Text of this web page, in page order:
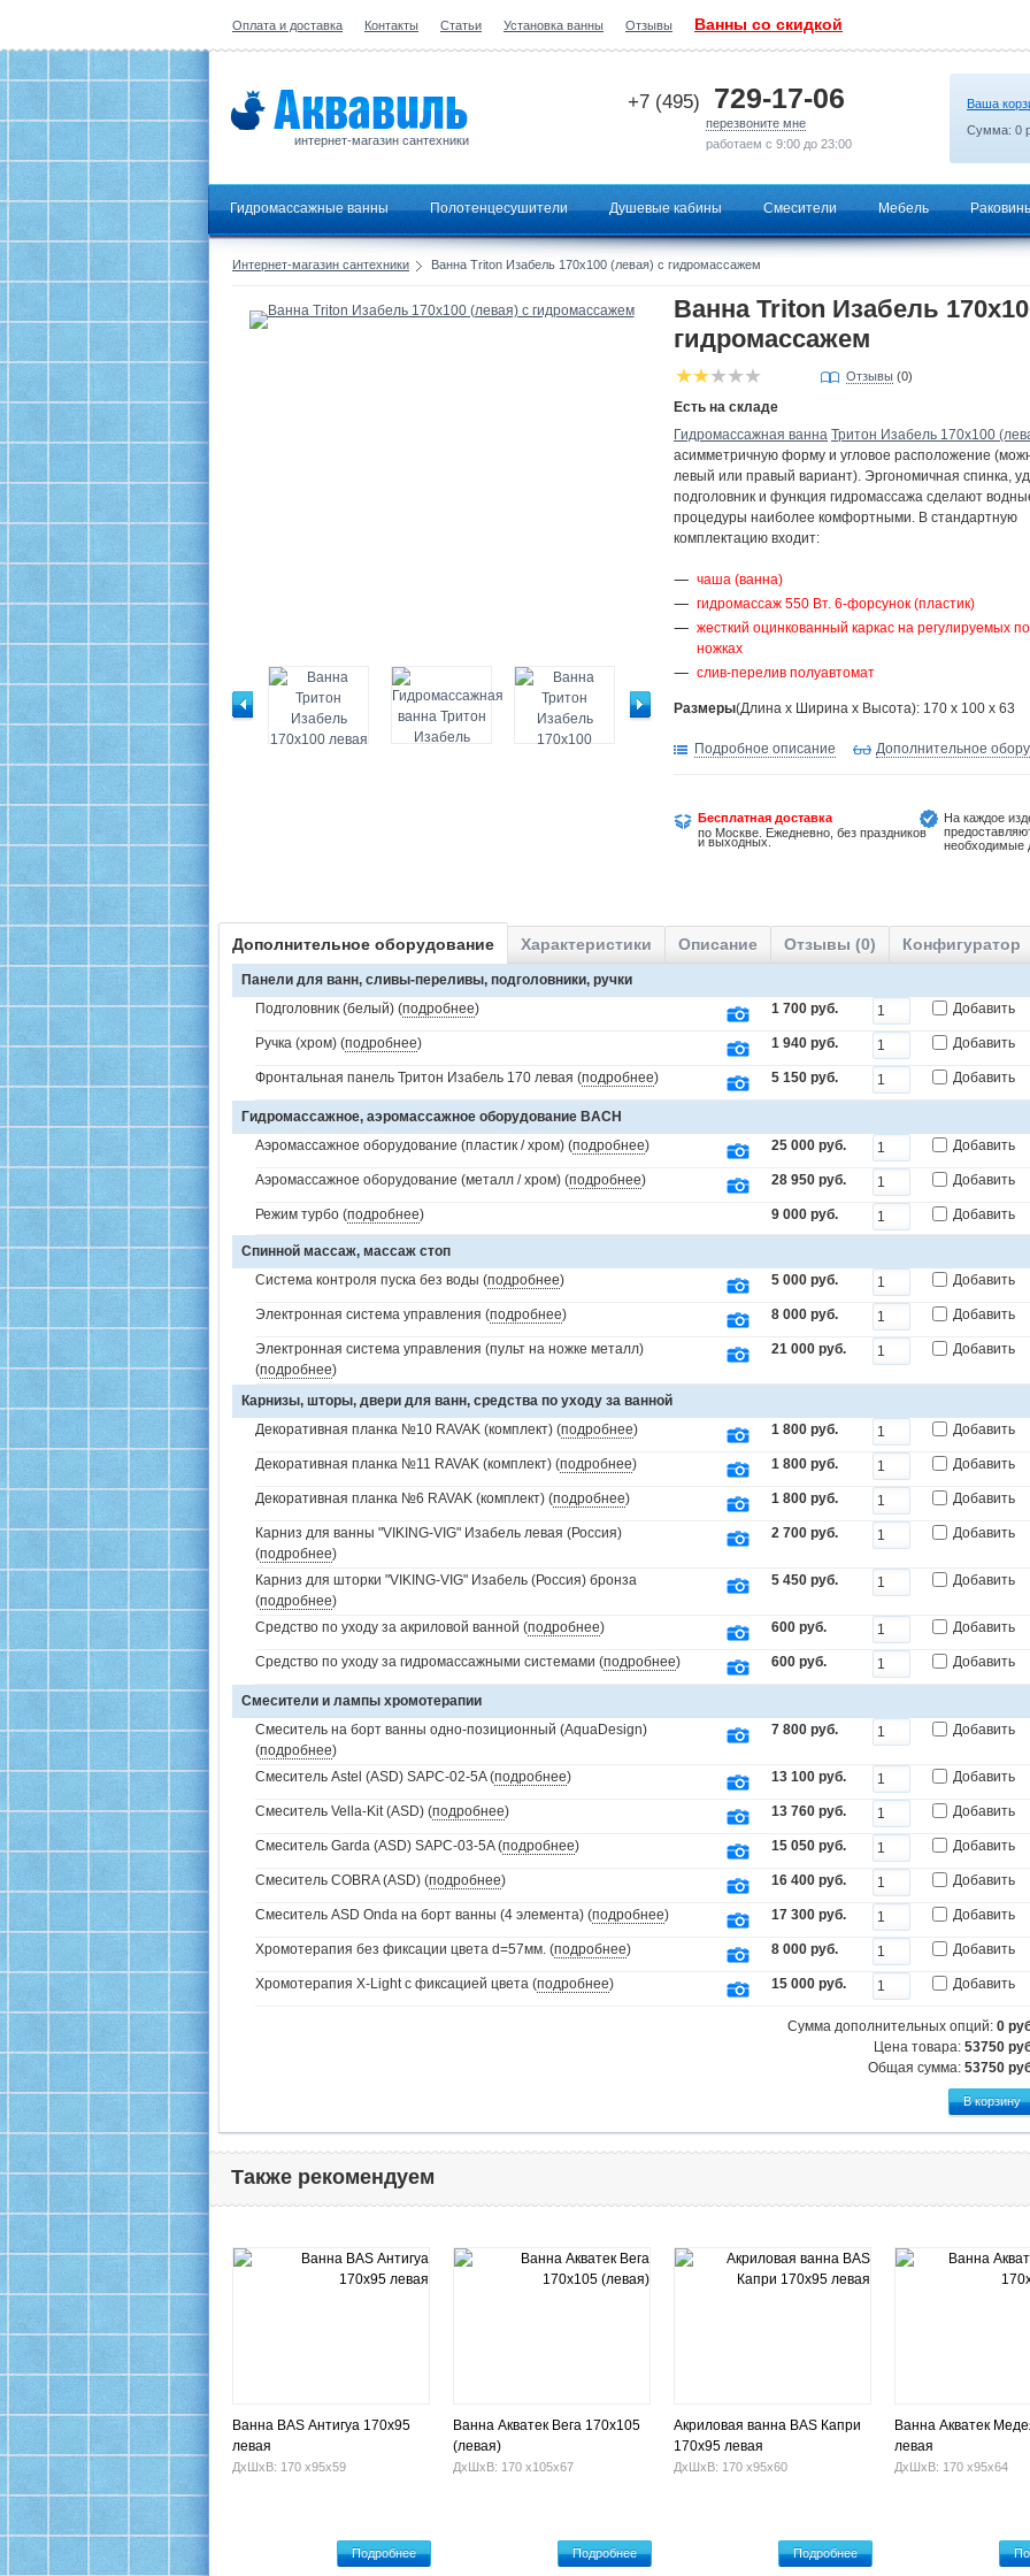
Оплата и доставка Контакты Статьи Установка ванны Отзывы Ванны со скидкой
интернет-магазин сантехники
+7 (495) 729-17-06
перезвоните мне
работаем с 9:00 до 23:00
Ваша
Сумма: 0
Гидромассажные ванны Полотенцесушители Душевые кабины Смесители Мебель
Интернет-магазин сантехники Ванна Triton Изабель 170х100 (левая) с гидромассажем
Ванна Triton Изабель
гидромассажем
Отзывы (0)
Есть на складе
Гидромассажная ванна Тритон Изабель 170х100
асимметричную форму и угловое расположение
левый или правый вариант). Эргономичная спинка,
подголовник и функция гидромассажа сделают
процедуры наиболее комфортными. В стандартную
комплектацию входит:
чаша (ванна)
гидромассаж 550 Вт. 6-форсунок (пластик)
жесткий оцинкованный каркас на регулируемых
ножках
слив-перелив полуавтомат
Размеры(Длина х Ширина х Высота): 170 x 100 x 63
Подробное описание Дополнительное
Бесплатная доставка
по Москве. Ежедневно, без праздников
и выходных.
На каждое
необходимые
Дополнительное оборудование Характеристики Описание Отзывы (0) Конфигуратор
Панели для ванн, сливы-переливы, подголовники, ручки
Подголовник (белый) (подробнее) 1 700 руб. Добавить
Ручка (хром) (подробнее) 1 940 руб. Добавить
Фронтальная панель Тритон Изабель 170 левая (подробнее) 5 150 руб. Добавить
Гидромассажное, аэромассажное оборудование BACH
Аэромассажное оборудование (пластик / хром) (подробнее) 25 000 руб. Добавить
Аэромассажное оборудование (металл / хром) (подробнее) 28 950 руб. Добавить
Режим турбо (подробнее) 9 000 руб. Добавить
Спинной массаж, массаж стоп
Система контроля пуска без воды (подробнее) 5 000 руб. Добавить
Электронная система управления (подробнее) 8 000 руб. Добавить
Электронная система управления (пульт на ножке металл)
(подробнее)
21 000 руб. Добавить
Карнизы, шторы, двери для ванн, средства по уходу за ванной
Декоративная планка №10 RAVAK (комплект) (подробнее) 1 800 руб. Добавить
Декоративная планка №11 RAVAK (комплект) (подробнее) 1 800 руб. Добавить
Декоративная планка №6 RAVAK (комплект) (подробнее) 1 800 руб. Добавить
Карниз для ванны "VIKING-VIG" Изабель левая (Россия)
(подробнее)
2 700 руб. Добавить
Карниз для шторки "VIKING-VIG" Изабель (Россия) бронза
(подробнее)
5 450 руб. Добавить
Средство по уходу за акриловой ванной (подробнее) 600 руб. Добавить
Средство по уходу за гидромассажными системами (подробнее) 600 руб. Добавить
Смесители и лампы хромотерапии
Смеситель на борт ванны одно-позиционный (AquaDesign)
(подробнее)
7 800 руб. Добавить
Смеситель Astel (ASD) SAPC-02-5A (подробнее) 13 100 руб. Добавить
Смеситель Vella-Kit (ASD) (подробнее) 13 760 руб. Добавить
Смеситель Garda (ASD) SAPC-03-5A (подробнее) 15 050 руб. Добавить
Смеситель COBRA (ASD) (подробнее) 16 400 руб. Добавить
Смеситель ASD Onda на борт ванны (4 элемента) (подробнее) 17 300 руб. Добавить
Хромотерапия без фиксации цвета d=57мм. (подробнее) 8 000 руб. Добавить
Хромотерапия X-Light с фиксацией цвета (подробнее) 15 000 руб. Добавить
Сумма дополнительных опций: 0
Цена товара: 53750
Общая сумма: 53750
Также рекомендуем
Ванна BAS Антигуа 170х95
левая
ДхШхВ: 170 х95х59
Подробнее
Ванна Акватек Вега 170х105
(левая)
ДхШхВ: 170 х105х67
Подробнее
Акриловая ванна BAS Капри
170x95 левая
ДхШхВ: 170 х95х60
Подробнее
Ванна Акватек
левая
ДхШхВ: 170 х95х64